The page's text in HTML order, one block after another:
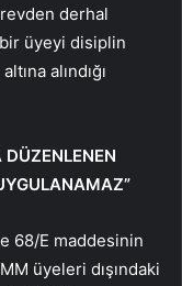
derhal
üyeyi disiplin
alındığı
68/E maddesinin
üyeleri dışındaki